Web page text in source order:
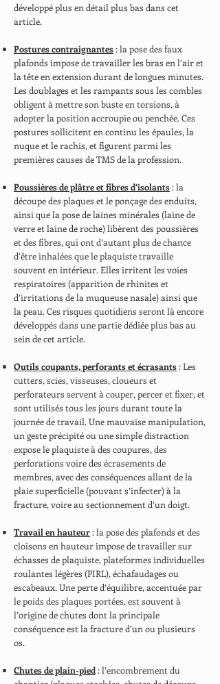
développé plus en détail plus bas dans cet
article.
Postures contraignantes: la pose des faux
plafonds impose de travailler les bras en l’air et
la tête en extension durant de longues minutes.
Les doublages et les rampants sous les combles
obligent à mettre son buste en torsions, à
adopter la position accroupie ou penchée. Ces
postures sollicitent en continu les épaules, la
nuque et le rachis, et figurent parmi les
premières causes de TMS de la profession.
Poussières de plâtre et fibres d’isolants: la
découpe des plaques et le ponçage des enduits,
ainsi que la pose de laines minérales (laine de
verre et laine de roche) libèrent des poussières
et des fibres, qui ont d’autant plus de chance
d’être inhalées que le plaquiste travaille
souvent en intérieur. Elles irritent les voies
respiratoires (apparition de rhinites et
d’irritations de la muqueuse nasale) ainsi que
la peau. Ces risques quotidiens seront là encore
développés dans une partie dédiée plus bas au
sein de cet article.
Outils coupants, perforants et écrasants: Les
cutters, scies, visseuses, cloueurs et
perforateurs servent à couper, percer et fixer, et
sont utilisés tous les jours durant toute la
journée de travail. Une mauvaise manipulation,
un geste précipité ou une simple distraction
expose le plaquiste à des coupures, des
perforations voire des écrasements de
membres, avec des conséquences allant de la
plaie superficielle (pouvant s’infecter) à la
fracture, voire au sectionnement d’un doigt.
Travail en hauteur: la pose des plafonds et des
cloisons en hauteur impose de travailler sur
échasses de plaquiste, plateformes individuelles
roulantes légères (PIRL), échafaudages ou
escabeaux. Une perte d’équilibre, accentuée par
le poids des plaques portées, est souvent à
l’origine de chutes dont la principale
conséquence est la fracture d’un ou plusieurs
os.
Chutes de plain-pied: l’encombrement du